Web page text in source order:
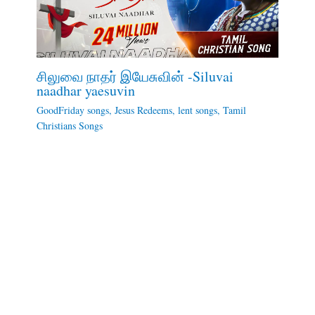
சிலுவை நாதர் இயேசுவின் -Siluvai
naadhar yaesuvin
GoodFriday songs, Jesus Redeems, lent songs, Tamil
Christians Songs